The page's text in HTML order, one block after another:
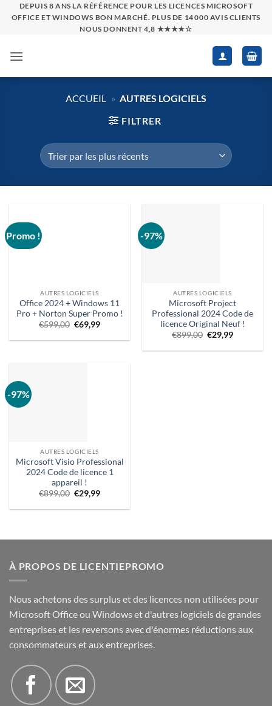
PasserDEPUIS 8 ANS LA RÉFÉRENCE POUR LES LICENCES MICROSOFT
OFFICE ET WINDOWS BON MARCHÉ. PLUS DE 14 000 AVIS CLIENTS
NOUS DONNENT 4,8 ★★★★☆
ACCUEIL » AUTRES LOGICIELS
FILTRER
Promo !
AUTRES LOGICIELS
Office 2024 + Windows 11
Pro + Norton Super Promo !
€599,00 Le
prix
d'origine
€69,99Le
actuel
-97%
AUTRES LOGICIELS
Microsoft Project
Professional 2024 Code de
licence Original Neuf !
€899,00 Prix
d'origine
était
€29,99Le
actuel
-97%
AUTRES LOGICIELS
Microsoft Visio Professional
2024 Code de licence 1
appareil !
€899,00 Prix
d'origine
était
€29,99Le
actuel
À PROPOS DE LICENTIEPROMO
Nous achetons des surplus et des licences non utilisées pour
Microsoft Office ou Windows et d'autres logiciels de grandes
entreprises et les reversons avec d'énormes réductions aux
consommateurs et aux entreprises.